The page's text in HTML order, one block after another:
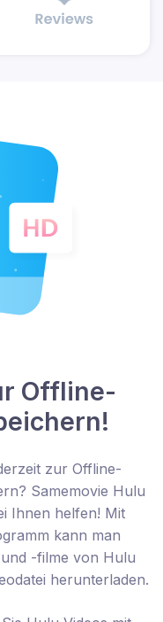
Offline-
zur Offline-
Samemovie Hulu
Ihnen helfen! Mit
kann man
-filme von Hulu
herunterladen.